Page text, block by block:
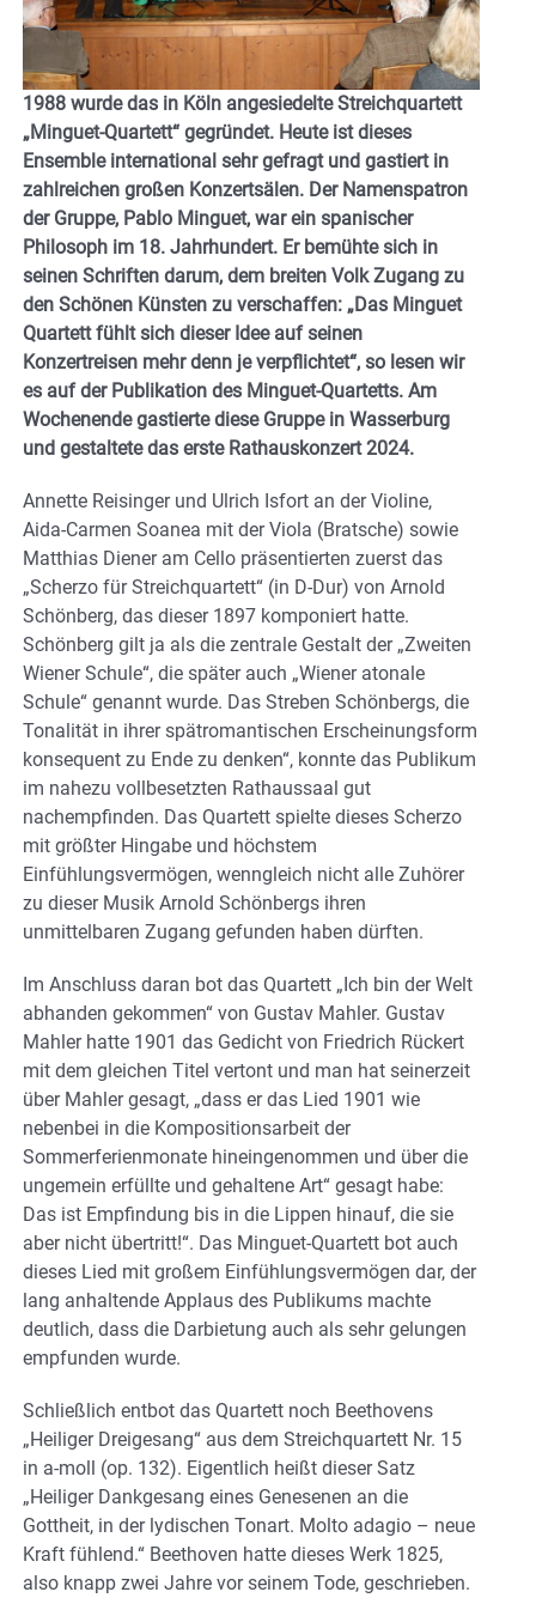
1988 wurde das in Köln angesiedelte Streichquartett
„Minguet-Quartett“ gegründet. Heute ist dieses
Ensemble international sehr gefragt und gastiert in
zahlreichen großen Konzertsälen. Der Namenspatron
der Gruppe, Pablo Minguet, war ein spanischer
Philosoph im 18. Jahrhundert. Er bemühte sich in
seinen Schriften darum, dem breiten Volk Zugang zu
den Schönen Künsten zu verschaffen: „Das Minguet
Quartett fühlt sich dieser Idee auf seinen
Konzertreisen mehr denn je verpflichtet“, so lesen wir
es auf der Publikation des Minguet-Quartetts. Am
Wochenende gastierte diese Gruppe in Wasserburg
und gestaltete das erste Rathauskonzert 2024.
Annette Reisinger und Ulrich Isfort an der Violine,
Aida-Carmen Soanea mit der Viola (Bratsche) sowie
Matthias Diener am Cello präsentierten zuerst das
„Scherzo für Streichquartett“ (in D-Dur) von Arnold
Schönberg, das dieser 1897 komponiert hatte.
Schönberg gilt ja als die zentrale Gestalt der „Zweiten
Wiener Schule“, die später auch „Wiener atonale
Schule“ genannt wurde. Das Streben Schönbergs, die
Tonalität in ihrer spätromantischen Erscheinungsform
konsequent zu Ende zu denken“, konnte das Publikum
im nahezu vollbesetzten Rathaussaal gut
nachempfinden. Das Quartett spielte dieses Scherzo
mit größter Hingabe und höchstem
Einfühlungsvermögen, wenngleich nicht alle Zuhörer
zu dieser Musik Arnold Schönbergs ihren
unmittelbaren Zugang gefunden haben dürften.
Im Anschluss daran bot das Quartett „Ich bin der Welt
abhanden gekommen“ von Gustav Mahler. Gustav
Mahler hatte 1901 das Gedicht von Friedrich Rückert
mit dem gleichen Titel vertont und man hat seinerzeit
über Mahler gesagt, „dass er das Lied 1901 wie
nebenbei in die Kompositionsarbeit der
Sommerferienmonate hineingenommen und über die
ungemein erfüllte und gehaltene Art“ gesagt habe:
Das ist Empfindung bis in die Lippen hinauf, die sie
aber nicht übertritt!“. Das Minguet-Quartett bot auch
dieses Lied mit großem Einfühlungsvermögen dar, der
lang anhaltende Applaus des Publikums machte
deutlich, dass die Darbietung auch als sehr gelungen
empfunden wurde.
Schließlich entbot das Quartett noch Beethovens
„Heiliger Dreigesang“ aus dem Streichquartett Nr. 15
in a-moll (op. 132). Eigentlich heißt dieser Satz
„Heiliger Dankgesang eines Genesenen an die
Gottheit, in der lydischen Tonart. Molto adagio – neue
Kraft fühlend.“ Beethoven hatte dieses Werk 1825,
also knapp zwei Jahre vor seinem Tode, geschrieben.